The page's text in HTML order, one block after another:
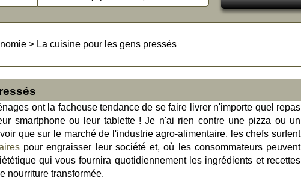
> La cuisine pour les gens pressés
ont la facheuse tendance de se faire livrer n'importe quel repas
smartphone ou leur tablette ! Je n'ai rien contre une pizza ou un
que sur le marché de l'industrie agro-alimentaire, les chefs surfent
pour engraisser leur société et, où les consommateurs peuvent
qui vous fournira quotidiennement les ingrédients et recettes
nourriture transformée.